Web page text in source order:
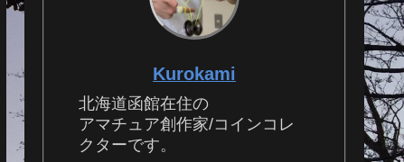
Kurokami
北海道函館在住の
アマチュア創作家/コインコレ
クターです。